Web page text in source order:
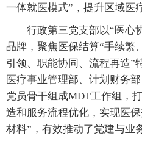
一体就医模式”，提升区域医
行政第三党支部以“医心协
品牌，聚焦医保结算“手续繁
引领、职能协同、流程再造”
医疗事业管理部、计划财务
党员骨干组成MDT工作组，
造和服务流程优化，实现医
材料”，有效推动了党建与业